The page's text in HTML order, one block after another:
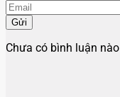
Gửi
Chưa có bình luận nào